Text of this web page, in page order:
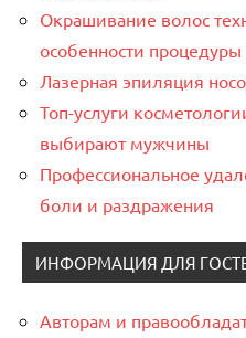
Окрашивание волос
особенности процедуры
Лазерная эпиляция
Топ-услуги
выбирают мужчины
Профессиональное
боли и раздражения
ИНФОРМАЦИЯ ДЛЯ
Авторам и